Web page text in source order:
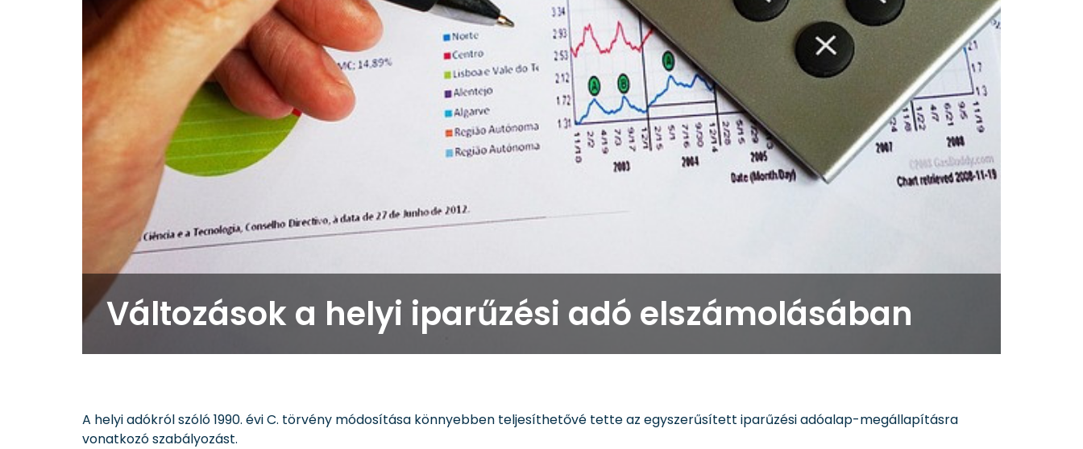
Változások a helyi iparűzési adó elszámolásában
A helyi adókról szóló 1990. évi C. törvény módosítása könnyebben teljesíthetővé tette az egyszerűsített iparűzési adóalap-megállapításra
vonatkozó szabályozást.